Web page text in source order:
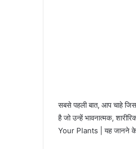
सबसे पहली बात, आप चाहे
है जो उन्हें भावनात्मक,
Your Plants | यह जानने के